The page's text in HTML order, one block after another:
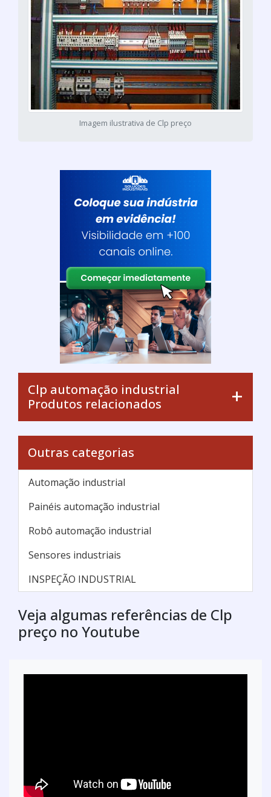
Imagem ilustrativa de Clp preço
Clp automação industrial
Produtos relacionados
Outras categorias
Automação industrial
Painéis automação industrial
Robô automação industrial
Sensores industriais
INSPEÇÃO INDUSTRIAL
Veja algumas referências de Clp
preço no Youtube